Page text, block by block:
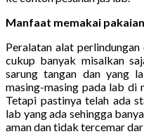
Manfaat memakai
Peralatan alat
cukup banyak misalkan
sarung tangan dan yang
masing-masing pada lab di
Tetapi pastinya telah ada
lab yang ada sehingga
aman dan tidak tercemar